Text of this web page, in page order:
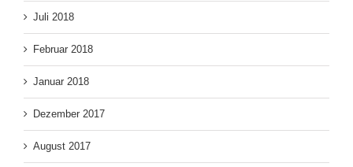
Juli 2018
Februar 2018
Januar 2018
Dezember 2017
August 2017